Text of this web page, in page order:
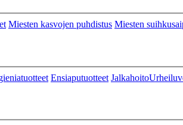
Miesten kasvojen puhdistus Miesten
Ensiaputuotteet Jalkahoito